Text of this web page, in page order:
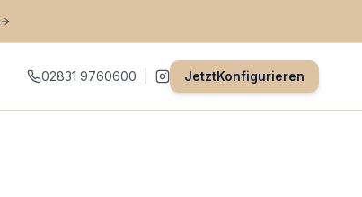
02831 9760600 JetztKonfigurieren